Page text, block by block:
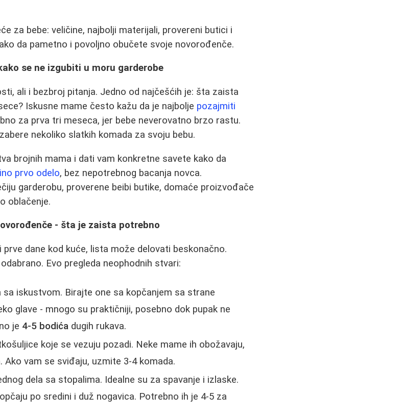
za bebe: veličine, najbolji materijali, provereni butici i
da pametno i povoljno obučete svoje novorođenče.
se ne izgubiti u moru garderobe
ali i bezbroj pitanja. Jedno od najčešćih je: šta zaista
Iskusne mame često kažu da je najbolje pozajmiti
za prva tri meseca, jer bebe neverovatno brzo rastu.
nekoliko slatkih komada za svoju bebu.
brojnih mama i dati vam konkretne savete kako da
prvo odelo, bez nepotrebnog bacanja novca.
garderobu, proverene beibi butike, domaće proizvođače
oblačenje.
- šta je zaista potrebno
dane kod kuće, lista može delovati beskonačno.
Evo pregleda neophodnih stvari:
iskustvom. Birajte one sa kopčanjem sa strane
glave - mnogo su praktičniji, posebno dok pupak ne
je 4-5 bodića dugih rukava.
koje se vezuju pozadi. Neke mame ih obožavaju,
Ako vam se sviđaju, uzmite 3-4 komada.
dela sa stopalima. Idealne su za spavanje i izlaske.
po sredini i duž nogavica. Potrebno ih je 4-5 za